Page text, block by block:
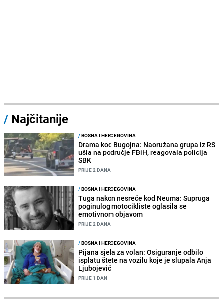
/ Najčitanije
/BOSNA I HERCEGOVINA
Drama kod Bugojna: Naoružana grupa iz RS
ušla na područje FBiH, reagovala policija
SBK
PRIJE 2 DANA
/BOSNA I HERCEGOVINA
Tuga nakon nesreće kod Neuma: Supruga
poginulog motocikliste oglasila se
emotivnom objavom
PRIJE 2 DANA
/BOSNA I HERCEGOVINA
Pijana sjela za volan: Osiguranje odbilo
isplatu štete na vozilu koje je slupala Anja
Ljubojević
PRIJE 1 DAN